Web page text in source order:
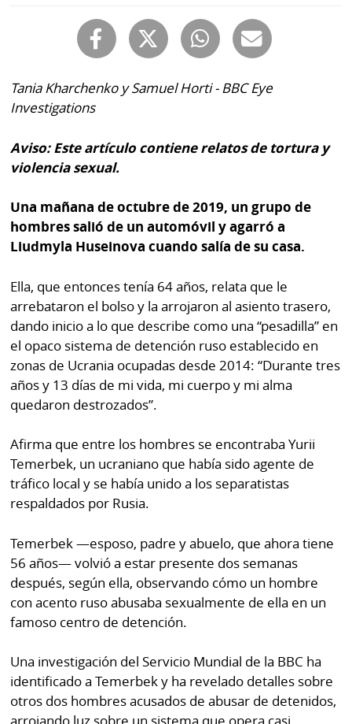
Buscador
Comunicados
Lotería
Kiosko
digital
Luctuosas
RSS
Temas
Autores
al
lector
Buenas
prácticas
OTROS
SITIOS
Metro
por
Metro
Tienda
Panamá
Tus
Tiquetes
KM
Corprensa
Mi
Diario
Ellas
La
Prensa
Busca
Hoy
por
Hoy
⌾
Picante
⌾
La
Tal
Cual
⌾
Censura
Tania Kharchenko y Samuel Horti - BBC Eye
Investigations
Aviso: Este artículo contiene relatos de tortura y
violencia sexual.
Una mañana de octubre de 2019, un grupo de
hombres salió de un automóvil y agarró a
Liudmyla Huseinova cuando salía de su casa.
Ella, que entonces tenía 64 años, relata que le
arrebataron el bolso y la arrojaron al asiento trasero,
dando inicio a lo que describe como una “pesadilla” en
el opaco sistema de detención ruso establecido en
zonas de Ucrania ocupadas desde 2014: “Durante tres
años y 13 días de mi vida, mi cuerpo y mi alma
quedaron destrozados”.
Afirma que entre los hombres se encontraba Yurii
Temerbek, un ucraniano que había sido agente de
tráfico local y se había unido a los separatistas
respaldados por Rusia.
Temerbek —esposo, padre y abuelo, que ahora tiene
56 años— volvió a estar presente dos semanas
después, según ella, observando cómo un hombre
con acento ruso abusaba sexualmente de ella en un
famoso centro de detención.
Una investigación del Servicio Mundial de la BBC ha
identificado a Temerbek y ha revelado detalles sobre
otros dos hombres acusados ​​de abusar de detenidos,